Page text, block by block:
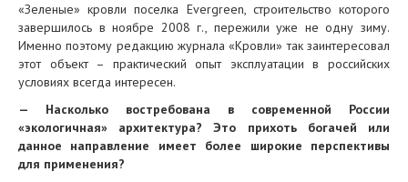
«Зеленые» кровли поселка Evergreen, строительство которого
завершилось в ноябре 2008 г., пережили уже не одну зиму.
Именно поэтому редакцию журнала «Кровли» так заинтересовал
этот объект – практический опыт эксплуатации в российских
условиях всегда интересен.
— Насколько востребована в современной России
«экологичная» архитектура? Это прихоть богачей или
данное направление имеет более широкие перспективы
для применения?